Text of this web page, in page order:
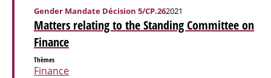
Matters relating to the Standing Committee on
Finance
Gender Mandate Décision 5/CP.262021
Thèmes
Finance